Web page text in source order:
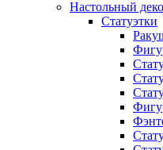
Настольный
Статуэтки